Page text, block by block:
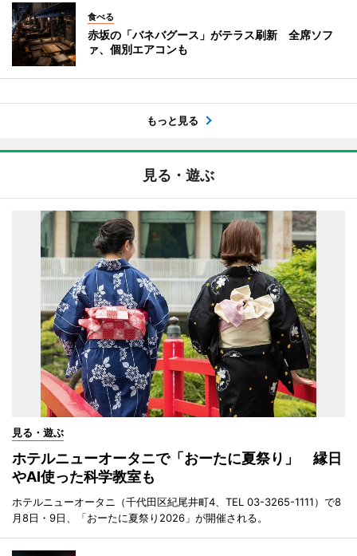
食べる
赤坂の「バネバグース」がテラス刷新 全席ソフ
ァ、個別エアコンも
もっと見る
見る・遊ぶ
見る・遊ぶ
ホテルニューオータニで「おーたに夏祭り」 縁日
やAI使った科学教室も
ホテルニューオータニ（千代田区紀尾井町4、TEL 03-3265-1111）で8
月8日・9日、「おーたに夏祭り2026」が開催される。